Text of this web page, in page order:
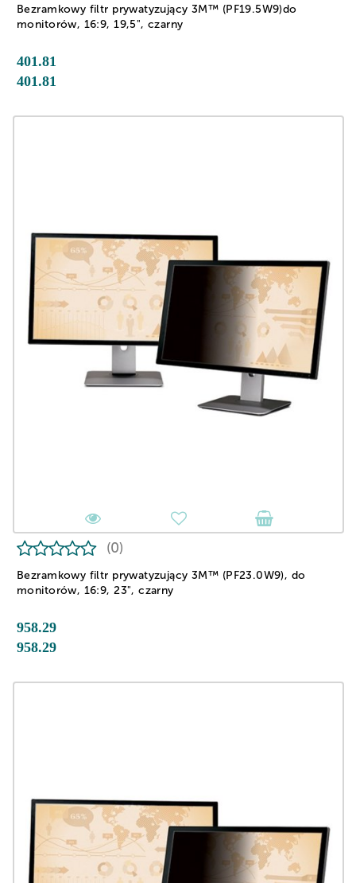
Bezramkowy filtr prywatyzujący 3M™ (PF19.5W9)do
monitorów, 16:9, 19,5", czarny
401.81
401.81
Bezramkowy filtr prywatyzujący 3M™ (PF23.0W9), do
monitorów, 16:9, 23", czarny
(0)
958.29
958.29